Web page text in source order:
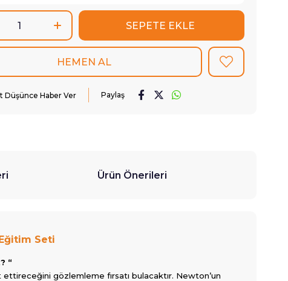
Düşünce Haber Ver Paylaş
Ürün Önerileri
Seti
“
ettireceğini gözlemleme fırsatı bulacaktır. Newton’un